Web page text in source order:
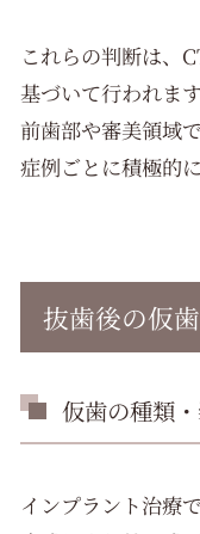
これらの判断は、
基づいて行われま
前歯部や審美領域
症例ごとに積極的
抜歯後の仮
仮歯の種類
インプラント治療